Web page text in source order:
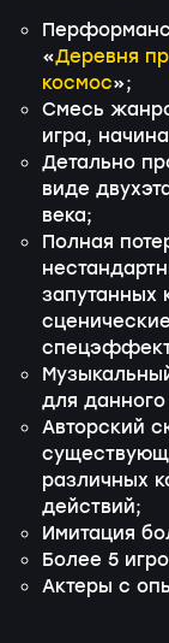
Перформанс
«Деревня
космос»;
Смесь
игра,
Детально
виде
века;
Полная
запутанных
для данного
Авторский
различных
действий;
Имитация
Более 5
Актеры с